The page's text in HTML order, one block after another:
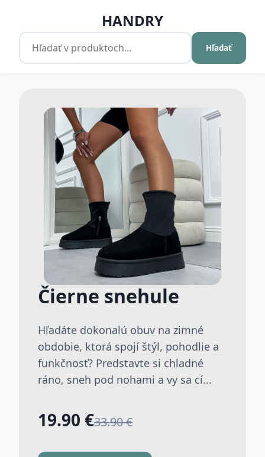
HANDRY
Hľadať
Čierne snehule
Hľadáte dokonalú obuv na zimné
obdobie, ktorá spojí štýl, pohodlie a
funkčnosť? Predstavte si chladné
ráno, sneh pod nohami a vy sa cí...
19.90 €33.90 €